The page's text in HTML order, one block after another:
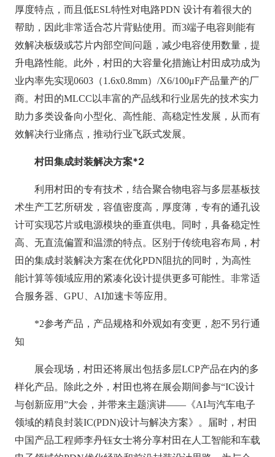
厚度特点，而且低ESL特性对电路PDN 设计有着很大的
帮助，因此非常适合芯片背贴使用。而3端子电容则能有
效解决板级或芯片内部空间问题，减少电容使用数量，提
升电路性能。此外，村田的大容量化措施让村田成功成为
业内率先实现0603（1.6x0.8mm）/X6/100μF产品量产的厂
商。村田的MLCC以丰富的产品线和行业居先的技术实力
助力多类设备向小型化、高性能、高稳定性发展，从而有
效解决行业痛点，推动行业飞跃式发展。
村田集成封装解决方案*2
利用村田的专有技术，结合聚合物电容与多层基板技
术生产工艺所研发，容值密度高，厚度薄，专有的通孔设
计可实现芯片或电源模块的垂直供电。同时，具备稳定性
高、无直流偏置和温漂的特点。区别于传统电容布局，村
田的集成封装解决方案在优化PDN阻抗的同时，为高性
能计算等领域应用的紧凑化设计提供更多可能性。非常适
合服务器、GPU、AI加速卡等应用。
*2参考产品，产品规格和外观如有变更，恕不另行通
知
展会现场，村田还将展出包括多层LCP产品在内的多
样化产品。除此之外，村田也将在展会期间参与“IC设计
与创新应用”大会，并带来主题演讲——《AI与汽车电子
领域的精良封装IC(PDN)设计与解决方案》。届时，村田
中国产品工程师李丹钰女士将分享村田在人工智能和车载